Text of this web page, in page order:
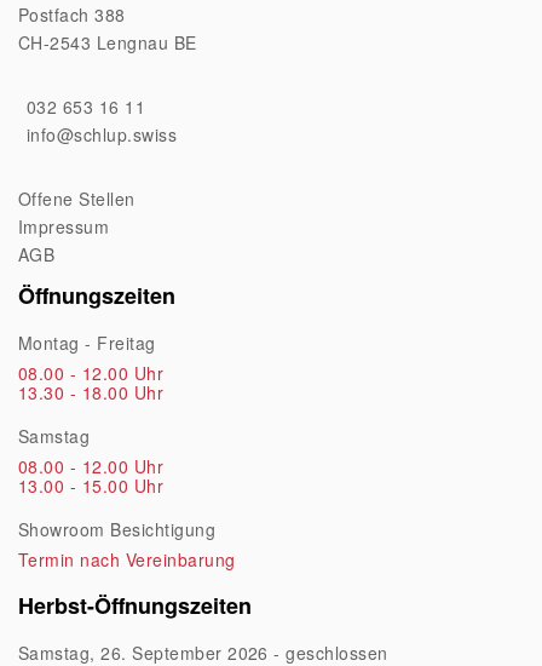
Postfach 388
CH-2543 Lengnau BE
032 653 16 11
info@schlup.swiss
Offene Stellen
Impressum
AGB
Öffnungszeiten
Montag - Freitag
08.00 - 12.00 Uhr
13.30 - 18.00 Uhr
Samstag
08.00 - 12.00 Uhr
13.00 - 15.00 Uhr
Showroom Besichtigung
Termin nach Vereinbarung
Herbst-Öffnungszeiten
Samstag, 26. September 2026 - geschlossen